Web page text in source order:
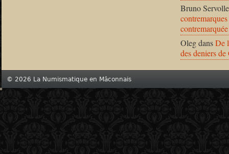
Bruno Servolle
OlegdansDe
des deniers
© 2026 La Numismatique en Mâconnais